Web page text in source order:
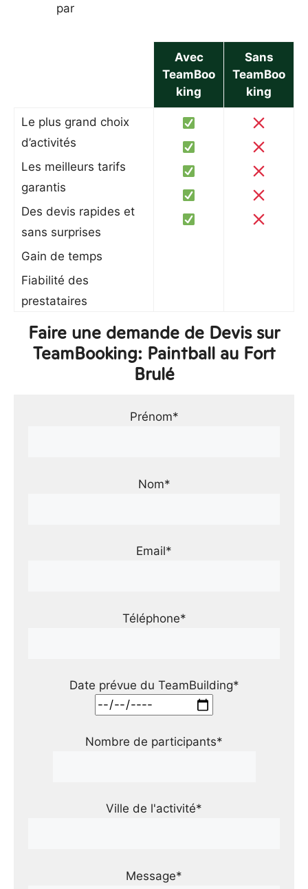
par
Avec
TeamBoo
king
Sans
TeamBoo
king
Le plus grand choix
d’activités
Les meilleurs tarifs
garantis
Des devis rapides et
sans surprises
Gain de temps
Fiabilité des
prestataires
Faire une demande de Devis sur
TeamBooking: Paintball au Fort
Brulé
Prénom*
Nom*
Email*
Téléphone*
Date prévue du TeamBuilding*
Nombre de participants*
Ville de l'activité*
Message*